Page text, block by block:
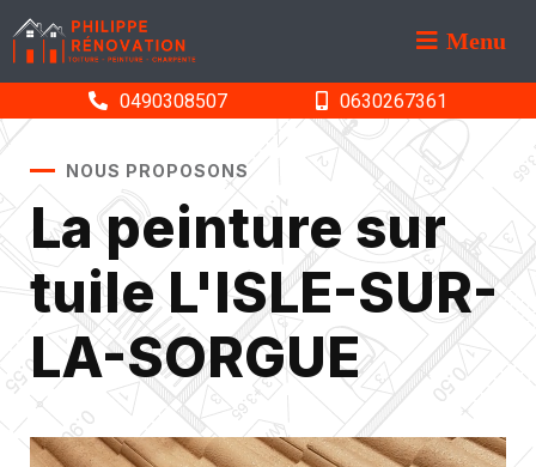
Menu
0490308507 0630267361
NOUS PROPOSONS
La peinture sur
tuile L'ISLE-SUR-
LA-SORGUE